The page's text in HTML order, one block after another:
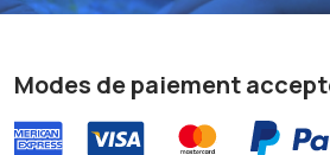
Modes de paiement